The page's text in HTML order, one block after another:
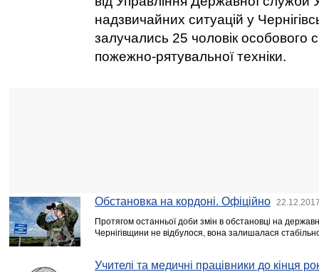
надзвичайних ситуацій у
залучались 25 чоловік особового
пожежно-рятувальної техніки.
Обстановка на кордоні. Офіційно
Протягом останньої доби змін в обстановці на
Чернігівщини не відбулося, вона залишалася
Учителі та медичні працівники до кінця